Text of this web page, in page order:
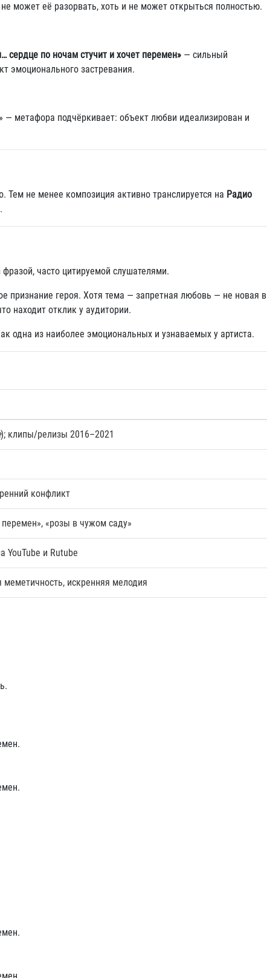
может её разорвать, хоть и не может открыться полностью.
по ночам стучит и хочет перемен» — сильный
эмоционального застревания.
метафора подчёркивает: объект любви идеализирован и
Тем не менее композиция активно транслируется на Радио
часто цитируемой слушателями.
признание героя. Хотя тема — запретная любовь — не новая в
находит отклик у аудитории.
одна из наиболее эмоциональных и узнаваемых у артиста.
); клипы/релизы 2016–2021
конфликт
«розы в чужом саду»
YouTube и Rutube
искренняя мелодия